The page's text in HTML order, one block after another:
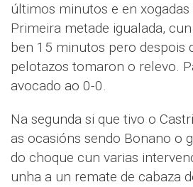
últimos minutos e en xogadas
Primeira metade igualada,
ben 15 minutos pero despois
pelotazos tomaron o relevo.
avocado ao 0-0.
Na segunda si que tivo o
as ocasións sendo Bonano o
do choque cun varias
unha a un remate de cabaza